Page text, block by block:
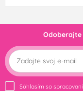
Odoberajte
Súhlasím so